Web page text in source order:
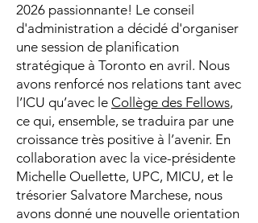
2026 passionnante! Le conseil
d'administration a décidé d'organiser
une session de planification
stratégique à Toronto en avril. Nous
avons renforcé nos relations tant avec
l’ICU qu’avec le Collège des Fellows,
ce qui, ensemble, se traduira par une
croissance très positive à l’avenir. En
collaboration avec la vice-présidente
Michelle Ouellette, UPC, MICU, et le
trésorier Salvatore Marchese, nous
avons donné une nouvelle orientation